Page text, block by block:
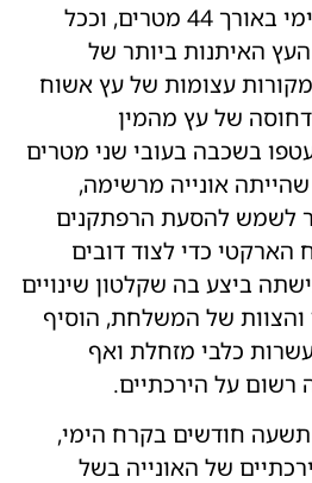
אנדיורנס הייתה פלא ימי באורך 44 מטרים, וככל
האיתנות ביותר של
עצומות של עץ אשוח
דחוסה של עץ מהמין
בשכבה בעובי שני מטרים
אונייה מרשימה,
לשמש להסעת הרפתקנים
כדי לצוד דובים
ביצע בה שקלטון שינויים
והצוות של המשלחת, הוסיף
כלבי מזחלת ואף
על הירכתיים.
חודשים בקרח הימי,
של האונייה בשל